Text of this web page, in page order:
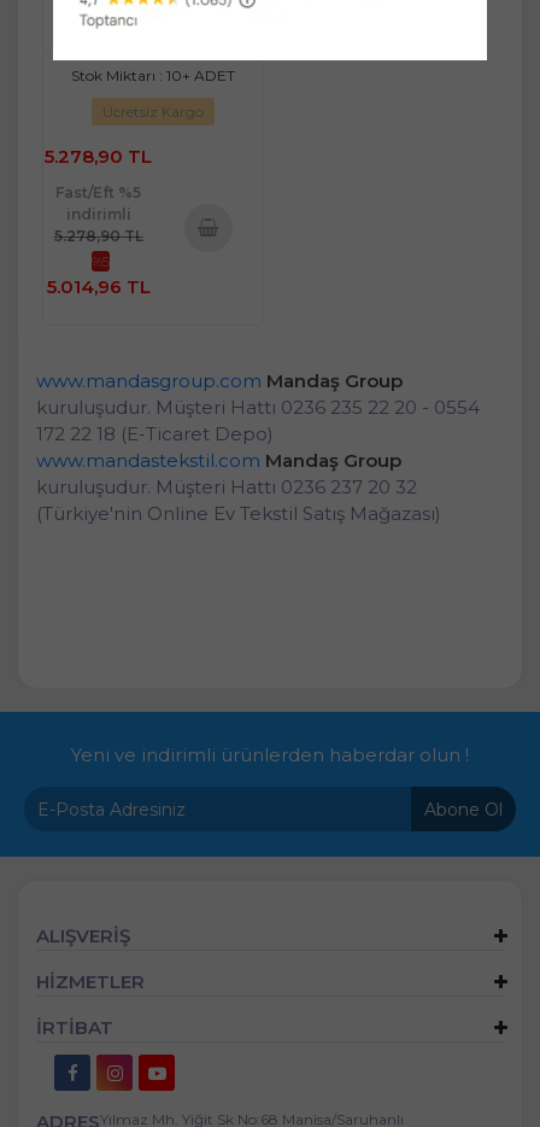
Mandaş Group Güvencesi ve
Kalitesiyle...!
Stok Miktarı : 10+ ADET
Ücretsiz Kargo
5.278,90 TL
Fast/Eft %5
indirimli
5.278,90 TL
%5
5.014,96 TL
www.mandasgroup.com Mandaş Group
kuruluşudur. Müşteri Hattı 0236 235 22 20 - 0554
172 22 18 (E-Ticaret Depo)
www.mandastekstil.com Mandaş Group
kuruluşudur. Müşteri Hattı 0236 237 20 32
(Türkiye'nin Online Ev Tekstil Satış Mağazası)
Yeni ve indirimli ürünlerden haberdar olun !
Abone Ol
ALIŞVERİŞ
HİZMETLER
İRTİBAT
ADRESYılmaz Mh. Yiğit Sk No:68 Manisa/Saruhanlı